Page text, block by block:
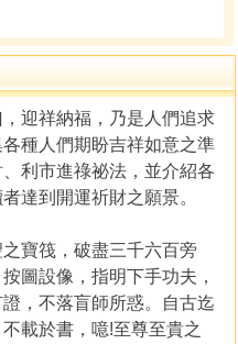
迎祥納福，乃是人們追求
種人們期盼吉祥如意之準
利市進祿祕法，並介紹各
達到開運祈財之願景。
寶筏，破盡三千六百旁
圖設像，指明下手功夫，
，不落盲師所惑。自古迄
載於書，噫!至尊至貴之